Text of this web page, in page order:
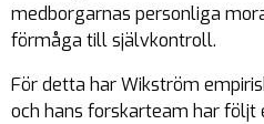
medborgarnas personliga
förmåga till självkontroll.
För detta har Wikström
och hans forskarteam har